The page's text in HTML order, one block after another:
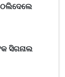
ସିଗନାଲ